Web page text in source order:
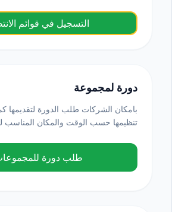
التسجيل في قوائم
دورة لمجموعة
بامكان الشركات طلب الدورة لتقديمها
تنظيمها حسب الوقت والمكان المناسب
طلب دورة